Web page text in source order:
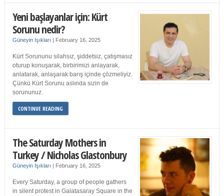
Yeni başlayanlar için: Kürt
Sorunu nedir?
Güneyin Işıkları | February 16, 2025
Kürt Sorununu silahsız, şiddetsiz, çatışmasız
oturup konuşarak, birbirimizi anlayarak,
anlatarak, anlaşarak barış içinde çözmeliyiz.
Çünkü Kürt Sorunu aslında sizin de
sorununuz.
CONTINUE READING
The Saturday Mothers in
Turkey / Nicholas Glastonbury
Güneyin Işıkları | February 16, 2025
Every Saturday, a group of people gathers
in silent protest in Galatasaray Square in the